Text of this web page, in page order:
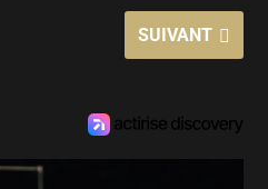
SUIVANT